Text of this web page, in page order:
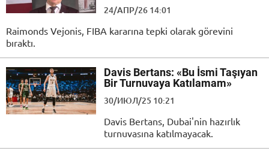
24/АПР/26 14:01
Raimonds Vejonis, FIBA kararına tepki olarak görevini
bıraktı.
Davis Bertans: «Bu İsmi Taşıyan
Bir Turnuvaya Katılamam»
30/ИЮЛ/25 10:21
Davis Bertans, Dubai'nin hazırlık
turnuvasına katılmayacak.